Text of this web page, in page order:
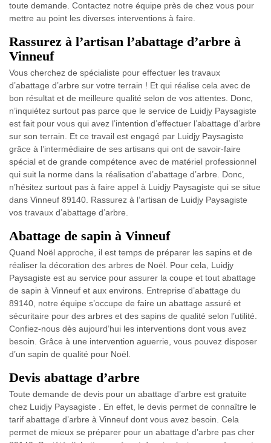
toute demande. Contactez notre équipe près de chez vous pour
mettre au point les diverses interventions à faire.
Rassurez à l’artisan l’abattage d’arbre à
Vinneuf
Vous cherchez de spécialiste pour effectuer les travaux
d’abattage d’arbre sur votre terrain ! Et qui réalise cela avec de
bon résultat et de meilleure qualité selon de vos attentes. Donc,
n’inquiétez surtout pas parce que le service de Luidjy Paysagiste
est fait pour vous qui avez l’intention d’effectuer l’abattage d’arbre
sur son terrain. Et ce travail est engagé par Luidjy Paysagiste
grâce à l’intermédiaire de ses artisans qui ont de savoir-faire
spécial et de grande compétence avec de matériel professionnel
qui suit la norme dans la réalisation d’abattage d’arbre. Donc,
n’hésitez surtout pas à faire appel à Luidjy Paysagiste qui se situe
dans Vinneuf 89140. Rassurez à l’artisan de Luidjy Paysagiste
vos travaux d’abattage d’arbre.
Abattage de sapin à Vinneuf
Quand Noël approche, il est temps de préparer les sapins et de
réaliser la décoration des arbres de Noël. Pour cela, Luidjy
Paysagiste est au service pour assurer la coupe et tout abattage
de sapin à Vinneuf et aux environs. Entreprise d’abattage du
89140, notre équipe s’occupe de faire un abattage assuré et
sécuritaire pour des arbres et des sapins de qualité selon l’utilité.
Confiez-nous dès aujourd’hui les interventions dont vous avez
besoin. Grâce à une intervention aguerrie, vous pouvez disposer
d’un sapin de qualité pour Noël.
Devis abattage d’arbre
Toute demande de devis pour un abattage d’arbre est gratuite
chez Luidjy Paysagiste . En effet, le devis permet de connaître le
tarif abattage d’arbre à Vinneuf dont vous avez besoin. Cela
permet de mieux se préparer pour un abattage d’arbre pas cher